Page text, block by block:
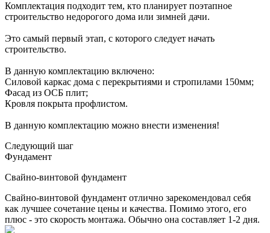
Комплектация подходит тем, кто планирует поэтапное
строительство недорогого дома или зимней дачи.
Это самый первый этап, с которого следует начать
строительство.
В данную комплектацию включено:
Силовой каркас дома с перекрытиями и стропилами 150мм;
Фасад из ОСБ плит;
Кровля покрыта профлистом.
В данную комплектацию можно внести изменения!
Следующий шаг
Фундамент
Свайно-винтовой фундамент
Свайно-винтовой фундамент отлично зарекомендовал себя
как лучшее сочетание цены и качества. Помимо этого, его
плюс - это скорость монтажа. Обычно она составляет 1-2 дня.